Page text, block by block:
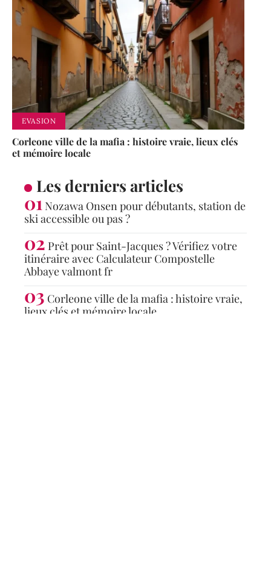
EVASION
Corleone ville de la mafia : histoire vraie, lieux clés
et mémoire locale
Les derniers articles
Nozawa Onsen pour débutants, station de
ski accessible ou pas ?
Prêt pour Saint-Jacques ? Vérifiez votre
itinéraire avec Calculateur Compostelle
Abbaye valmont fr
Corleone ville de la mafia : histoire vraie,
lieux clés et mémoire locale